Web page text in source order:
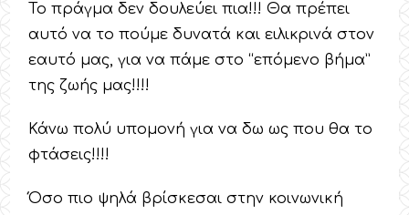
Το πράγμα δεν δουλεύει πια!!! Θα πρέπει
αυτό να το πούμε δυνατά και ειλικρινά στον
εαυτό μας, για να πάμε στο “επόμενο βήμα”
της ζωής μας!!!!
Κάνω πολύ υπομονή για να δω ως που θα το
φτάσεις!!!!
Όσο πιο ψηλά βρίσκεσαι στην κοινωνική